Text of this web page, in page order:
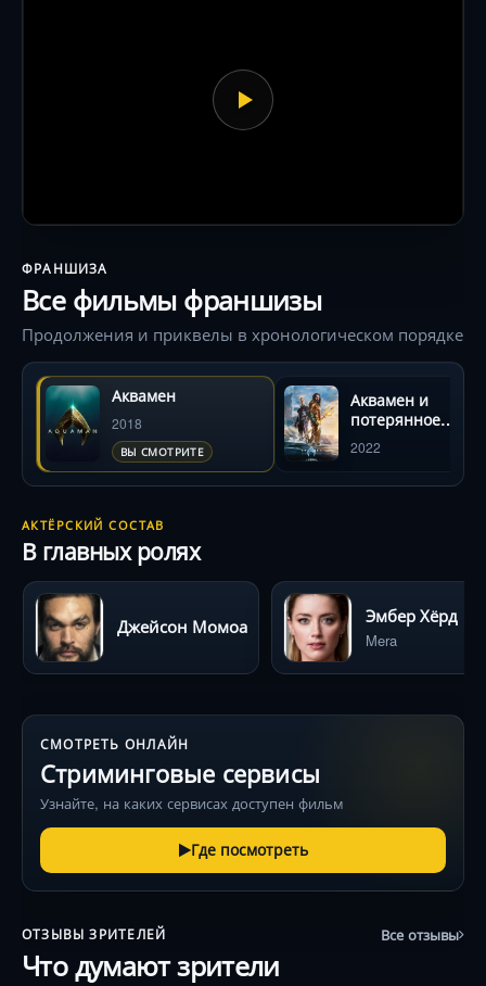
ФРАНШИЗА
Все фильмы франшизы
Продолжения и приквелы в хронологическом порядке
Аквамен
2018
ВЫ СМОТРИТЕ
Аквамен и
потерянное
царство
2022
АКТЁРСКИЙ СОСТАВ
В главных ролях
Джейсон Момоа Эмбер Хёрд
Mera
СМОТРЕТЬ ОНЛАЙН
Стриминговые сервисы
Узнайте, на каких сервисах доступен фильм
Где посмотреть
ОТЗЫВЫ ЗРИТЕЛЕЙ
Что думают зрители
Все отзывы